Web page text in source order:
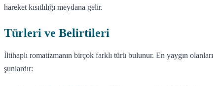
hareket kısıtlılığı meydana gelir.
Türleri ve Belirtileri
İltihaplı romatizmanın birçok farklı türü bulunur. En yaygın olanları
şunlardır: